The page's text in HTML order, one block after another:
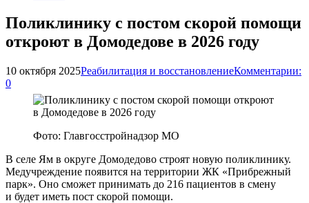
Поликлинику с постом скорой помощи
откроют в Домодедове в 2026 году
10 октября 2025Реабилитация и восстановлениеКомментарии:
0
Фото: Главгосстройнадзор МО
В селе Ям в округе Домодедово строят новую поликлинику.
Медучреждение появится на территории ЖК «Прибрежный
парк». Оно сможет принимать до 216 пациентов в смену
и будет иметь пост скорой помощи.